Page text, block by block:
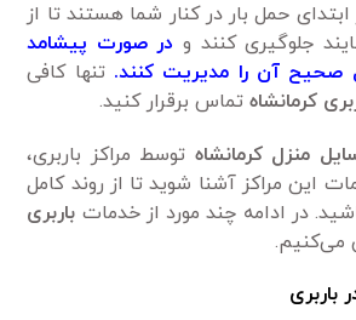
حمل بار در کنار شما هستند تا از
جلوگیری کنند و در صورت پیشامد
صحیح آن را مدیریت کنند. تنها کافی
کرمانشاه تماس برقرار کنید.
منزل کرمانشاه توسط مراکز باربری،
این مراکز آشنا شوید تا از روند کامل
در ادامه چند مورد از خدمات باربری
می‌کنیم.
باربری